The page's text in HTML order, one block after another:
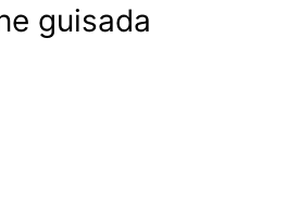
guisada